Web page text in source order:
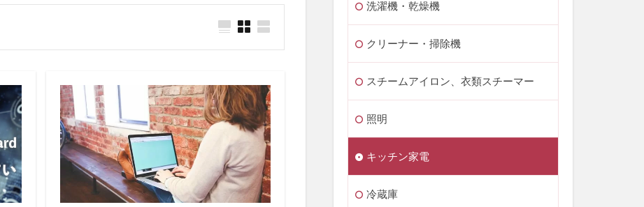
洗濯機・乾燥機
クリーナー・掃除機
スチームアイロン、衣類スチーマー
照明
キッチン家電
冷蔵庫